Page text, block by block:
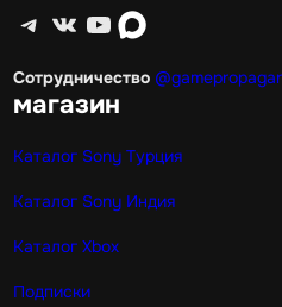
Telegram ВКонтакте YouTube max
Сотрудничество
магазин
Каталог Sony Турция
Каталог Sony Индия
Каталог Xbox
Подписки